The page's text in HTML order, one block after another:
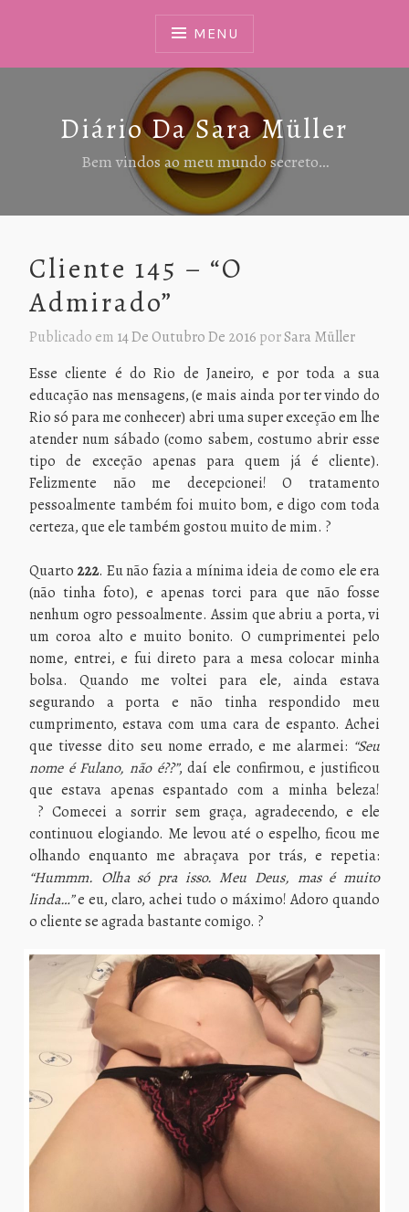
MENU
Diário Da Sara Müller
Bem vindos ao meu mundo secreto…
Cliente 145 – “O
Admirado”
Publicado em 14 De Outubro De 2016 porSara Müller
Esse cliente é do Rio de Janeiro, e por toda a sua
educação nas mensagens, (e mais ainda por ter vindo do
Rio só para me conhecer) abri uma super exceção em lhe
atender num sábado (como sabem, costumo abrir esse
tipo de exceção apenas para quem já é cliente).
Felizmente não me decepcionei! O tratamento
pessoalmente também foi muito bom, e digo com toda
certeza, que ele também gostou muito de mim. ?
Quarto 222. Eu não fazia a mínima ideia de como ele era
(não tinha foto), e apenas torci para que não fosse
nenhum ogro pessoalmente. Assim que abriu a porta, vi
um coroa alto e muito bonito. O cumprimentei pelo
nome, entrei, e fui direto para a mesa colocar minha
bolsa. Quando me voltei para ele, ainda estava
segurando a porta e não tinha respondido meu
cumprimento, estava com uma cara de espanto. Achei
que tivesse dito seu nome errado, e me alarmei: “Seu
nome é Fulano, não é??”, daí ele confirmou, e justificou
que estava apenas espantado com a minha beleza!
? Comecei a sorrir sem graça, agradecendo, e ele
continuou elogiando. Me levou até o espelho, ficou me
olhando enquanto me abraçava por trás, e repetia:
“Hummm. Olha só pra isso. Meu Deus, mas é muito
linda…”e eu, claro, achei tudo o máximo! Adoro quando
o cliente se agrada bastante comigo. ?